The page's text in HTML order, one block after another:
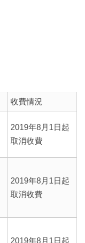
收費情況
2019年8月1日起
取消收費
2019年8月1日起
取消收費
2019年8月1日起